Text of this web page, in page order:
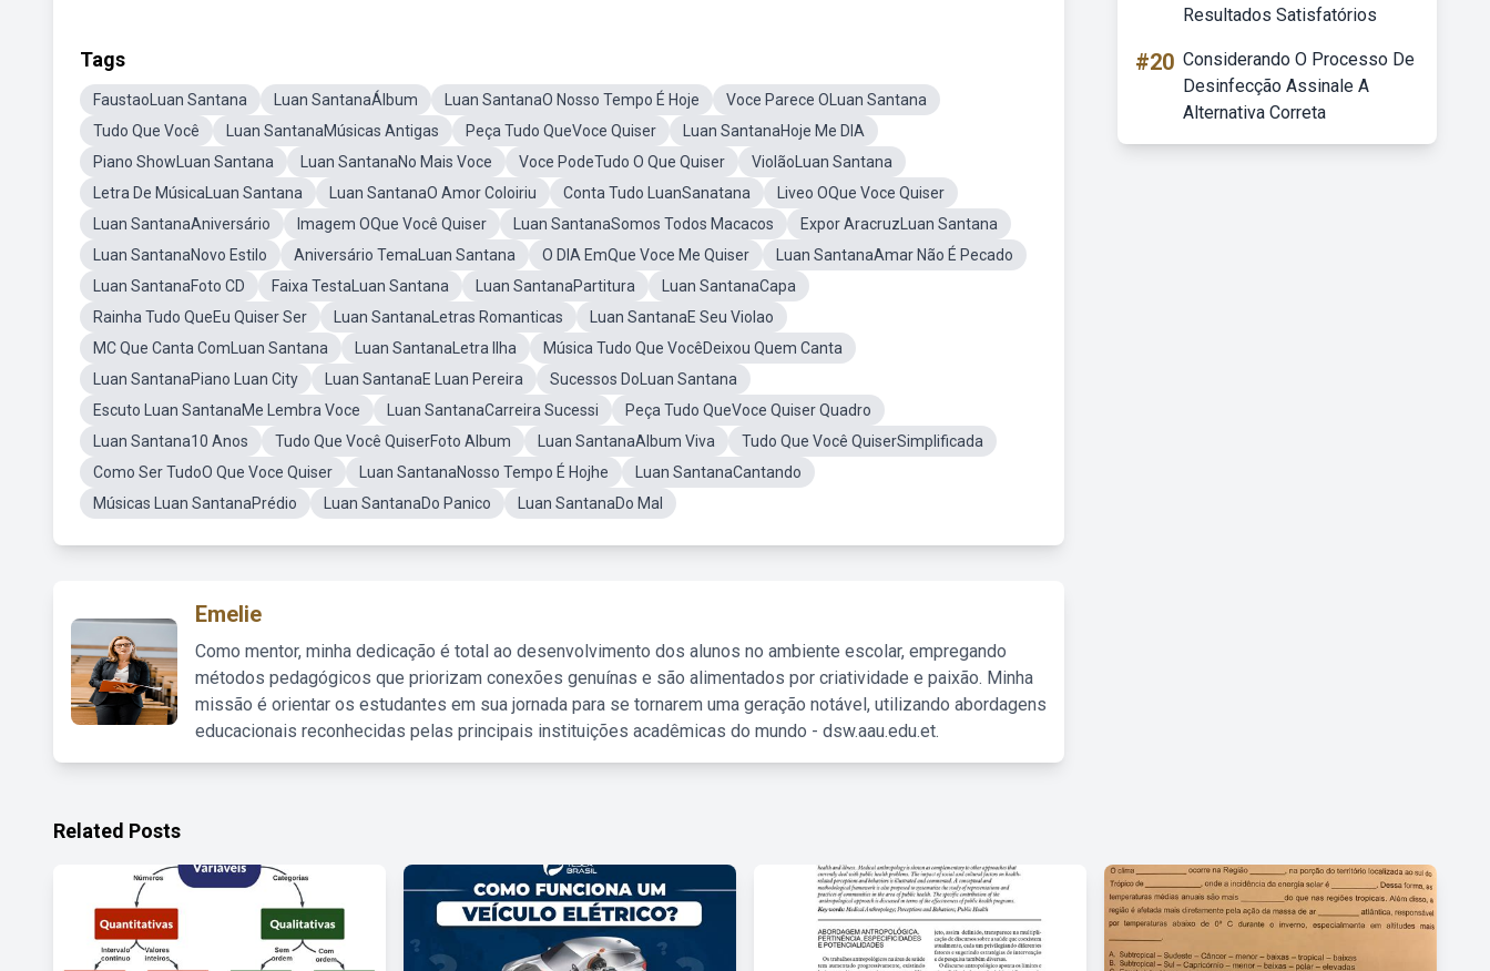
Tags
FaustaoLuan Santana Luan SantanaÁlbum Luan SantanaO Nosso Tempo É Hoje
Voce Parece OLuan Santana
Tudo Que Você
Luan SantanaMúsicas Antigas Peça Tudo QueVoce Quiser
Luan SantanaHoje Me DIA
Piano ShowLuan Santana
Luan SantanaNo Mais Voce Voce PodeTudo O Que Quiser
ViolãoLuan Santana
Letra De MúsicaLuan Santana
Luan SantanaO Amor Coloiriu Conta Tudo LuanSanatana
Liveo OQue Voce Quiser
Luan SantanaAniversário
Imagem OQue Você Quiser Luan SantanaSomos Todos Macacos
Expor AracruzLuan Santana
Luan SantanaNovo Estilo
Aniversário TemaLuan Santana O DIA EmQue Voce Me Quiser
Luan SantanaAmar Não É Pecado
Luan SantanaFoto CD
Faixa TestaLuan Santana Luan SantanaPartitura
Luan SantanaCapa
Rainha Tudo QueEu Quiser Ser
Luan SantanaLetras Romanticas
Luan SantanaE Seu Violao
MC Que Canta ComLuan Santana
Luan SantanaLetra Ilha
Música Tudo Que VocêDeixou Quem Canta
Luan SantanaPiano Luan City
Luan SantanaE Luan Pereira
Sucessos DoLuan Santana
Escuto Luan SantanaMe Lembra Voce
Luan SantanaCarreira Sucessi
Peça Tudo QueVoce Quiser Quadro
Luan Santana10 Anos
Tudo Que Você QuiserFoto Album Luan SantanaAlbum Viva
Tudo Que Você QuiserSimplificada
Como Ser TudoO Que Voce Quiser
Luan SantanaNosso Tempo É Hojhe
Luan SantanaCantando
Músicas Luan SantanaPrédio
Luan SantanaDo Panico Luan SantanaDo Mal
Emelie
Como mentor, minha dedicação é total ao desenvolvimento dos alunos no ambiente escolar, empregando
métodos pedagógicos que priorizam conexões genuínas e são alimentados por criatividade e paixão. Minha
missão é orientar os estudantes em sua jornada para se tornarem uma geração notável, utilizando abordagens
educacionais reconhecidas pelas principais instituições acadêmicas do mundo - dsw.aau.edu.et.
Resultados Satisfatórios
#20 Considerando O Processo De
Desinfecção Assinale A
Alternativa Correta
Related Posts